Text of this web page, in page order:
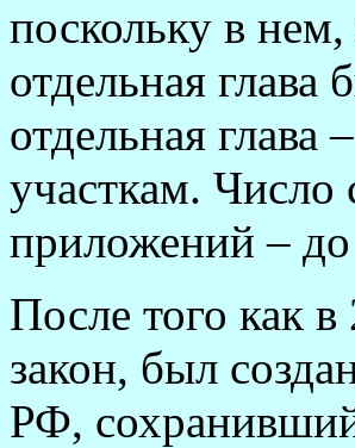
поскольку в
отдельная
отдельная глава
участкам. Число
приложений –
После того как
закон, был
РФ,